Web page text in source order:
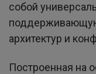
собой
архитектур и
Построенная на